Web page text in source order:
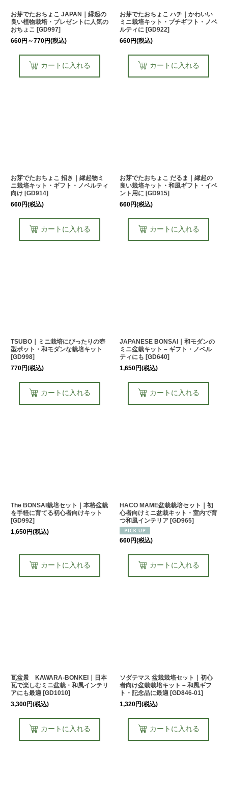
お芽でたおちょこ JAPAN｜縁起の
良い植物栽培・プレゼントに人気の
おちょこ [GD997]
660円 ～770円(税込)
カートに入れる
お芽でたおちょこ ハチ｜かわいい
ミニ栽培キット・プチギフト・ノベ
ルティに [GD922]
660円(税込)
カートに入れる
お芽でたおちょこ 招き｜縁起物ミ
ニ栽培キット・ギフト・ノベルティ
向け [GD914]
660円(税込)
カートに入れる
お芽でたおちょこ だるま｜縁起の
良い栽培キット・和風ギフト・イベ
ント用に [GD915]
660円(税込)
カートに入れる
TSUBO｜ミニ栽培にぴったりの壺
型ポット・和モダンな栽培キット
[GD998]
770円(税込)
カートに入れる
JAPANESE BONSAI｜和モダンの
ミニ盆栽キット – ギフト・ノベル
ティにも [GD640]
1,650円(税込)
カートに入れる
The BONSAI栽培セット｜本格盆栽
を手軽に育てる初心者向けキット
[GD992]
1,650円(税込)
カートに入れる
HACO MAME盆栽栽培セット｜初
心者向けミニ盆栽キット・室内で育
つ和風インテリア [GD965]
660円(税込)
カートに入れる
瓦盆景 KAWARA-BONKEI｜日本
瓦で楽しむミニ盆栽・和風インテリ
アにも最適 [GD1010]
3,300円(税込)
カートに入れる
ソダテマス 盆栽栽培セット｜初心
者向け盆栽栽培キット – 和風ギフ
ト・記念品に最適 [GD846-01]
1,320円(税込)
カートに入れる